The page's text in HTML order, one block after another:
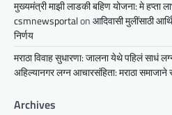
मुख्यमंत्री माझी लाडकी बहिण योजना: मे हप्ता
csmnewsportalonआदिवासी मुलींसाठी
निर्णय
मराठा विवाह सुधारणा: जालना येथे पहिलं
अहिल्यानगर लग्न आचारसंहिता: मराठा
Archives